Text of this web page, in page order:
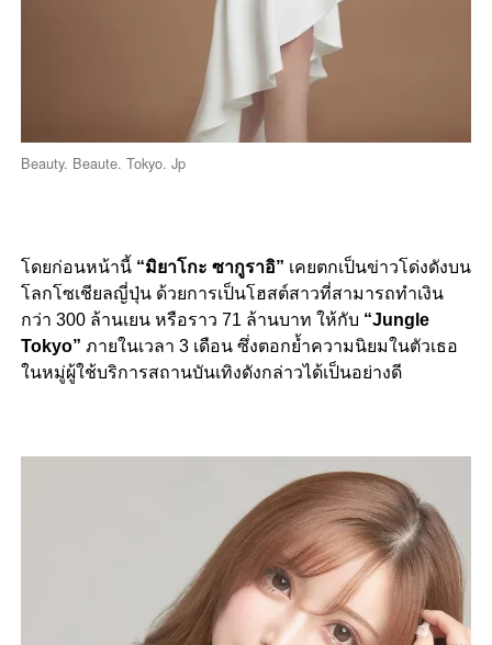
Beauty. Beaute. Tokyo. Jp
โดยก่อนหน้านี้ “มิยาโกะ ซากูราอิ” เคยตกเป็นข่าวโด่งดังบน
โลกโซเชียลญี่ปุ่น ด้วยการเป็นโฮสต์สาวที่สามารถทำเงิน
กว่า 300 ล้านเยน หรือราว 71 ล้านบาท ให้กับ “Jungle
Tokyo” ภายในเวลา 3 เดือน ซึ่งตอกย้ำความนิยมในตัวเธอ
ในหมู่ผู้ใช้บริการสถานบันเทิงดังกล่าวได้เป็นอย่างดี